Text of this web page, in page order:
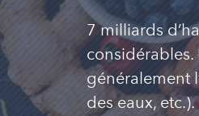
7 milliards
considérables.
généralement
des eaux, etc.).